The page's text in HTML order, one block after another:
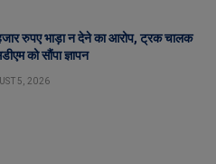
रुपए भाड़ा न देने का आरोप, ट्रक चालक
को सौंपा ज्ञापन
5, 2026